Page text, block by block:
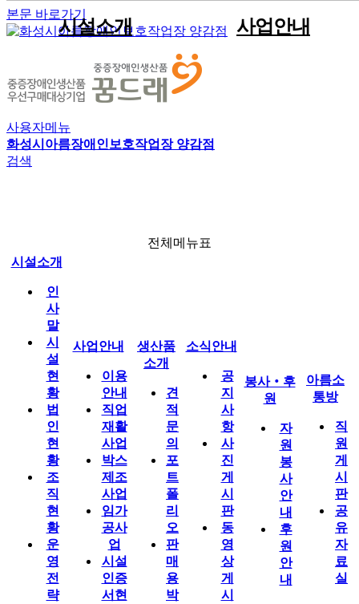
본문 바로가기
사용자메뉴
화성시아름장애인보호작업장 양감점
검색
시설소개
인사말
시설현황
조직현황
사업안내
생산품소개
견적문의
포트폴리오
공지사항
사진게시판
자원봉사안내
후원안내
아름소통방
직원게시판
공유자료실
전체메뉴표
시설소개
인
사
말
시
설
현
황
법
인
현
황
조
직
현
황
운
영
전
략
사업안내
이용
안내
직업
재활
사업
박스
제조
사업
임가
공사
업
시설
인증
서현
생산품
소개
견
적
문
의
포
트
폴
리
오
판
매
용
박
소식안내
공
지
사
항
사
진
게
시
판
동
영
상
게
시
봉사‧후
원
자
원
봉
사
안
내
후
원
안
내
아름소
통방
직
원
게
시
판
공
유
자
료
실